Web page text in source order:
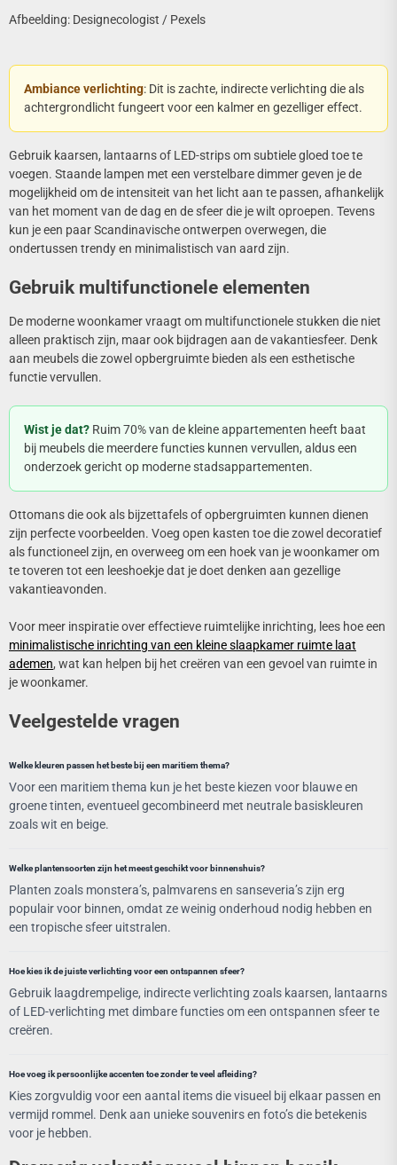
Afbeelding: Designecologist / Pexels
Ambiance verlichting: Dit is zachte, indirecte verlichting die als
achtergrondlicht fungeert voor een kalmer en gezelliger effect.
Gebruik kaarsen, lantaarns of LED-strips om subtiele gloed toe te
voegen. Staande lampen met een verstelbare dimmer geven je de
mogelijkheid om de intensiteit van het licht aan te passen, afhankelijk
van het moment van de dag en de sfeer die je wilt oproepen. Tevens
kun je een paar Scandinavische ontwerpen overwegen, die
ondertussen trendy en minimalistisch van aard zijn.
Gebruik multifunctionele elementen
De moderne woonkamer vraagt om multifunctionele stukken die niet
alleen praktisch zijn, maar ook bijdragen aan de vakantiesfeer. Denk
aan meubels die zowel opbergruimte bieden als een esthetische
functie vervullen.
Wist je dat? Ruim 70% van de kleine appartementen heeft baat
bij meubels die meerdere functies kunnen vervullen, aldus een
onderzoek gericht op moderne stadsappartementen.
Ottomans die ook als bijzettafels of opbergruimten kunnen dienen
zijn perfecte voorbeelden. Voeg open kasten toe die zowel decoratief
als functioneel zijn, en overweeg om een hoek van je woonkamer om
te toveren tot een leeshoekje dat je doet denken aan gezellige
vakantieavonden.
Voor meer inspiratie over effectieve ruimtelijke inrichting, lees hoe een
minimalistische inrichting van een kleine slaapkamer ruimte laat
ademen, wat kan helpen bij het creëren van een gevoel van ruimte in
je woonkamer.
Veelgestelde vragen
Welke kleuren passen het beste bij een maritiem thema?
Voor een maritiem thema kun je het beste kiezen voor blauwe en
groene tinten, eventueel gecombineerd met neutrale basiskleuren
zoals wit en beige.
Welke plantensoorten zijn het meest geschikt voor binnenshuis?
Planten zoals monstera’s, palmvarens en sanseveria’s zijn erg
populair voor binnen, omdat ze weinig onderhoud nodig hebben en
een tropische sfeer uitstralen.
Hoe kies ik de juiste verlichting voor een ontspannen sfeer?
Gebruik laagdrempelige, indirecte verlichting zoals kaarsen, lantaarns
of LED-verlichting met dimbare functies om een ontspannen sfeer te
creëren.
Hoe voeg ik persoonlijke accenten toe zonder te veel afleiding?
Kies zorgvuldig voor een aantal items die visueel bij elkaar passen en
vermijd rommel. Denk aan unieke souvenirs en foto’s die betekenis
voor je hebben.